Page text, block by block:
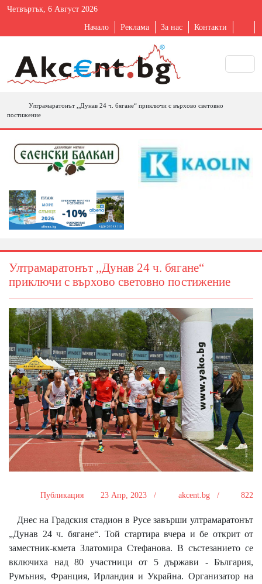
Четвъртък, 6 Август 2026
Начало Реклама За нас Контакти
Ултрамаратонът ,,Дунав 24 ч. бягане“ приключи с върхово световно
постижение
Ултрамаратонът ,,Дунав 24 ч. бягане“
приключи с върхово световно постижение
Публикация 23 Апр, 2023 / akcent.bg / 822
Днес на Градския стадион в Русе завърши ултрамаратонът
„Дунав 24 ч. бягане“. Той стартира вчера и бе открит от
заместник-кмета Златомира Стефанова. В състезанието се
включиха над 80 участници от 5 държави - България,
Румъния, Франция, Ирландия и Украйна. Организатор на